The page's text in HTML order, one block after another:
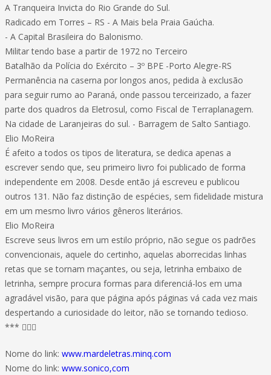
A Tranqueira Invicta do Rio Grande do Sul.
Radicado em Torres – RS - A Mais bela Praia Gaúcha.
- A Capital Brasileira do Balonismo.
Militar tendo base a partir de 1972 no Terceiro
Batalhão da Polícia do Exército – 3º BPE -Porto Alegre-RS
Permanência na caserna por longos anos, pedida à exclusão
para seguir rumo ao Paraná, onde passou terceirizado, a fazer
parte dos quadros da Eletrosul, como Fiscal de Terraplanagem.
Na cidade de Laranjeiras do sul. - Barragem de Salto Santiago.
Elio MoReira
É afeito a todos os tipos de literatura, se dedica apenas a
escrever sendo que, seu primeiro livro foi publicado de forma
independente em 2008. Desde então já escreveu e publicou
outros 131. Não faz distinção de espécies, sem fidelidade mistura
em um mesmo livro vários gêneros literários.
Elio MoReira
Escreve seus livros em um estilo próprio, não segue os padrões
convencionais, aquele do certinho, aquelas aborrecidas linhas
retas que se tornam maçantes, ou seja, letrinha embaixo de
letrinha, sempre procura formas para diferenciá-los em uma
agradável visão, para que página após páginas vá cada vez mais
despertando a curiosidade do leitor, não se tornando tedioso.
*** 
Nome do link: www.mardeletras.minq.com
Nome do link: www.sonico,com